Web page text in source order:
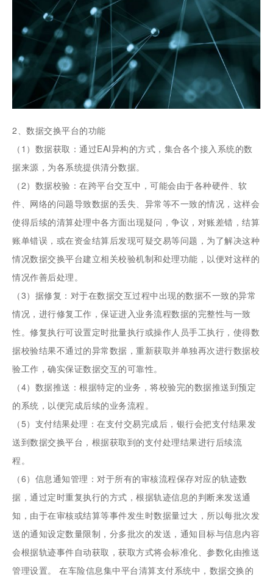
2、数据交换平台的功能
（1）数据获取：通过EAI异构的方式，集合各个接入系统的数
据来源，为各系统提供清分数据。
（2）数据校验：在跨平台交互中，可能会由于各种硬件、软
件、网络的问题导致数据的丢失、异常等不一致的情况，这样会
使得后续的清算处理中各方面出现疑问，争议，对账差错，结算
账单错误，或在资金结算后发现可疑交易等问题，为了解决这种
情况数据交换平台建立相关校验机制和处理功能，以便对这样的
情况作善后处理。
（3）据修复：对于在数据交互过程中出现的数据不一致的异常
情况，进行修复工作，保证进入业务流程数据的完整性与一致
性。修复执行可设置定时批量执行或操作人员手工执行，使得数
据校验结果不通过的异常数据，重新获取并单独再次进行数据校
验工作，确实保证数据交互的可靠性。
（4）数据推送：根据特定的业务，将校验完的数据推送到预定
的系统，以便完成后续的业务流程。
（5）支付结果处理：在支付交易完成后，银行会把支付结果发
送到数据交换平台，根据获取到的支付处理结果进行后续流
程。
（6）信息通知管理：对于所有的审核流程保存对应的轨迹数
据，通过定时重复执行的方式，根据轨迹信息的判断来发送通
知，由于在审核或结算等事件发生时数据量过大，所以每批次发
送的通知设定数量限制，分多批次的发送，通知目标与信息内容
会根据轨迹事件自动获取，获取方式将会标准化、参数化由推送
管理设置。 在车险信息集中平台清算支付系统中，数据交换的